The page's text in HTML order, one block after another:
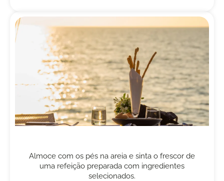
Almoce com os pés na areia e sinta o frescor de
uma refeição preparada com ingredientes
selecionados.